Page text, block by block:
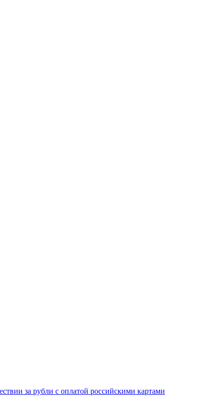
за рубли с оплатой российскими картами